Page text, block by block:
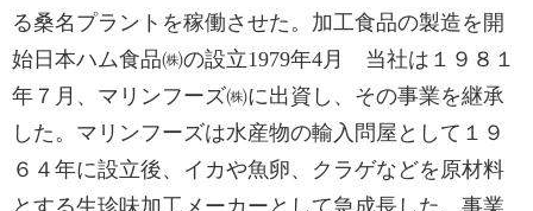
る桑名プラントを稼働させた。加工食品の製造を開
始日本ハム食品㈱の設立1979年4月 当社は１９８１
年７月、マリンフーズ㈱に出資し、その事業を継承
した。マリンフーズは水産物の輸入問屋として１９
６４年に設立後、イカや魚卵、クラゲなどを原材料
とする生珍味加工メーカーとして急成長した。事業